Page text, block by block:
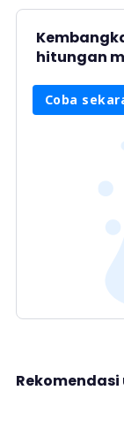
hitungan
Coba